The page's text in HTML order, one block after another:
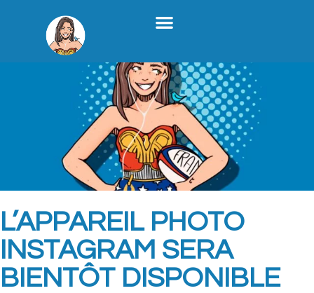
L’APPAREIL PHOTO
INSTAGRAM SERA
BIENTÔT DISPONIBLE